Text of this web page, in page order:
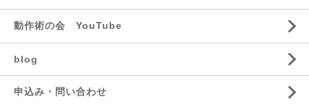
動作術の会 YouTube
blog
申込み・問い合わせ